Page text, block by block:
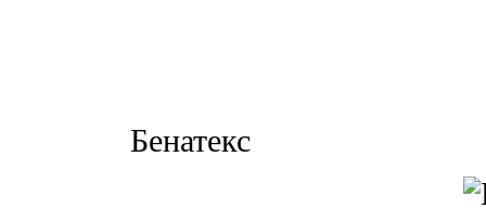
Бенатекс